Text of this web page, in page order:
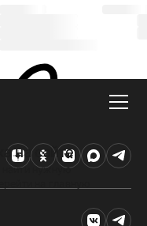
на сайте
нужную